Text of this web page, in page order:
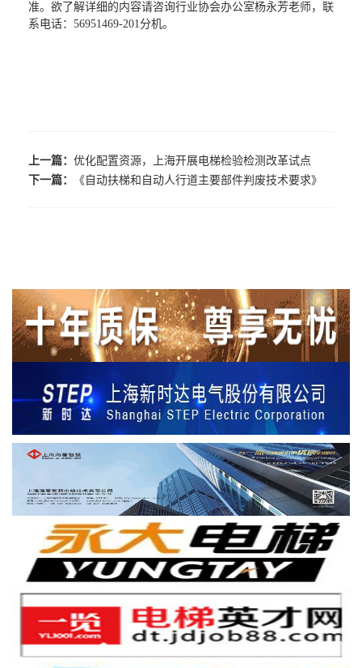
准。欲了解详细的内容请咨询行业协会办公室杨永芳老师，联
系电话：56951469-201分机。
上一篇： 优化配置资源，上海开展电梯检验检测改革试点
下一篇：
《自动扶梯和自动人行道主要部件判废技术要求》